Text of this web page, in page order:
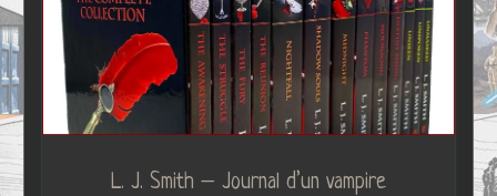
L. J. Smith – Journal d’un vampire